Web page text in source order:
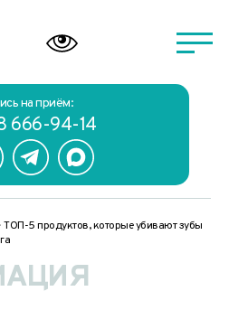
на приём:
666-94-14
ТОП-5 продуктов, которые убивают зубы